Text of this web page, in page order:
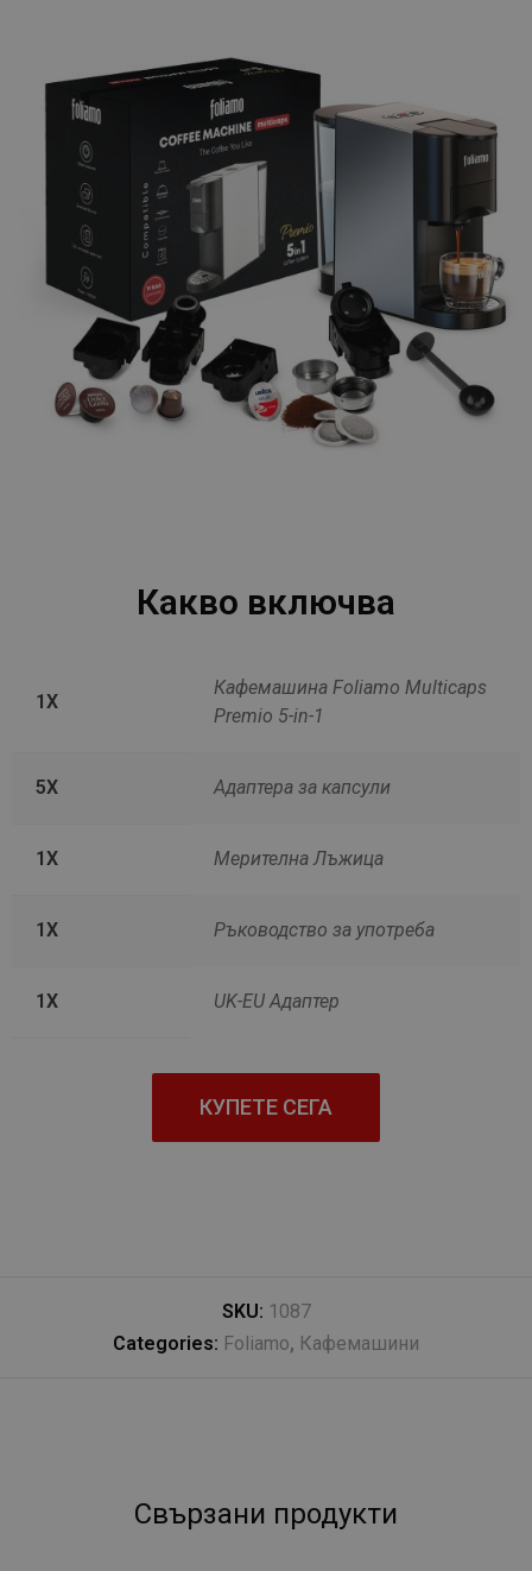
Какво включва
1X
Кафемашина Foliamo Multicaps
Premio 5-in-1
5X Адаптера за капсули
1X Мерителна Лъжица
1X Ръководство за употреба
1X UK-EU Адаптер
КУПЕТЕ СЕГА
SKU: 1087
Categories: Foliamo, Кафемашини
Свързани продукти